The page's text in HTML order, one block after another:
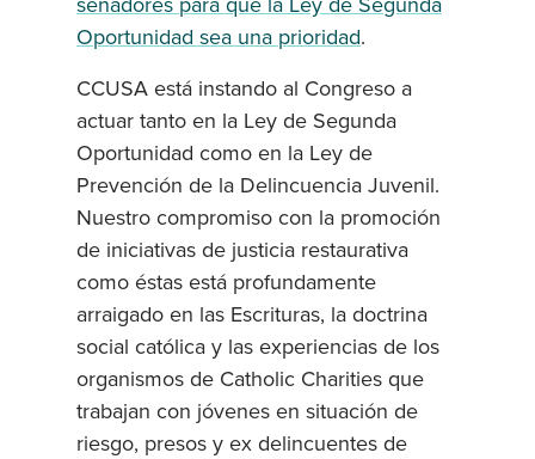
senadores para que la Ley de Segunda
Oportunidad sea una prioridad.
CCUSA está instando al Congreso a
actuar tanto en la Ley de Segunda
Oportunidad como en la Ley de
Prevención de la Delincuencia Juvenil.
Nuestro compromiso con la promoción
de iniciativas de justicia restaurativa
como éstas está profundamente
arraigado en las Escrituras, la doctrina
social católica y las experiencias de los
organismos de Catholic Charities que
trabajan con jóvenes en situación de
riesgo, presos y ex delincuentes de